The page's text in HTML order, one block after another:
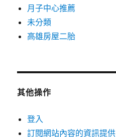
月子中心推薦
未分類
高雄房屋二胎
其他操作
登入
訂閱網站內容的資訊提供